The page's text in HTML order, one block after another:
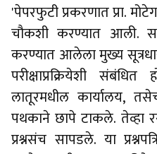
'पेपरफुटी प्रकरणात प्रा.
चौकशी करण्यात आली.
करण्यात आलेला मुख्य
परीक्षाप्रक्रियेशी
लातूरमधील कार्यालय,
पथकाने छापे टाकले. तेव्हा
प्रश्नसंच सापडले. या